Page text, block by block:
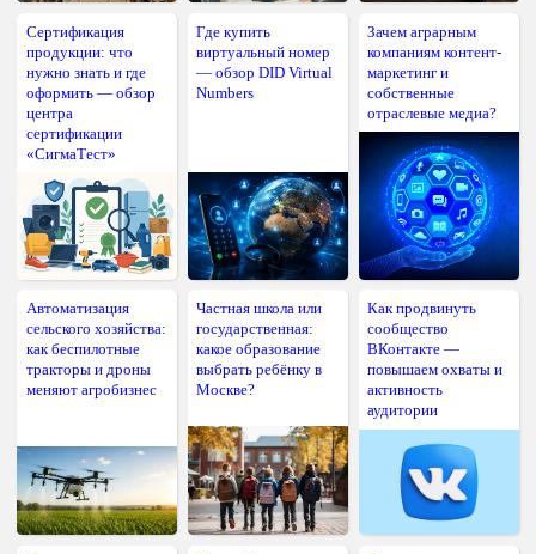
Сертификация
продукции: что
нужно знать и где
оформить — обзор
центра
сертификации
«СигмаТест»
Где купить
виртуальный номер
— обзор DID Virtual
Numbers
Зачем аграрным
компаниям контент-
маркетинг и
собственные
отраслевые медиа?
Автоматизация
сельского хозяйства:
как беспилотные
тракторы и дроны
меняют агробизнес
Частная школа или
государственная:
какое образование
выбрать ребёнку в
Москве?
Как продвинуть
сообщество
ВКонтакте —
повышаем охваты и
активность
аудитории